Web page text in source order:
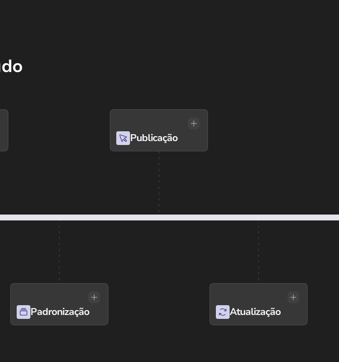
Padronização
Publicação
Atualização